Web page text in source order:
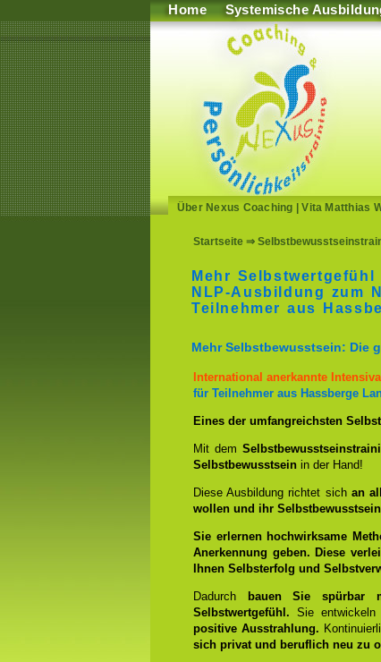
Home Systemische
Über Nexus Coaching |Vita Matthias
Startseite ⇒
Mehr
NLP-Ausbildung zum
Teilnehmer aus
Mehr Selbstbewusstsein: Die
International anerkannte
für Teilnehmer aus Hassberge
Eines der umfangreichsten
Mit dem
Selbstbewusstsein in der Hand!
Diese Ausbildung richtet sich an
wollen und ihr Selbstbewusstsein
Sie erlernen hochwirksame
Anerkennung geben. Diese
Ihnen Selbsterfolg und
Dadurch
bauen Sie spürbar
Selbstwertgefühl. Sie entwickeln
positive Ausstrahlung.
sich privat und beruflich neu zu